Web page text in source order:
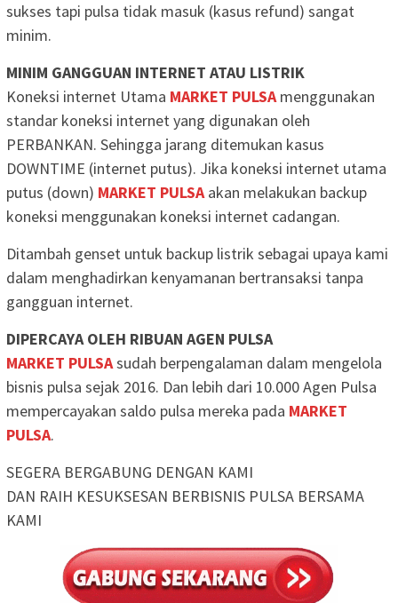
sukses tapi pulsa tidak masuk (kasus refund) sangat
minim.
MINIM GANGGUAN INTERNET ATAU LISTRIK
Koneksi internet Utama MARKET PULSAmenggunakan
standar koneksi internet yang digunakan oleh
PERBANKAN. Sehingga jarang ditemukan kasus
DOWNTIME (internet putus). Jika koneksi internet utama
putus (down) MARKET PULSAakan melakukan backup
koneksi menggunakan koneksi internet cadangan.
Ditambah genset untuk backup listrik sebagai upaya kami
dalam menghadirkan kenyamanan bertransaksi tanpa
gangguan internet.
DIPERCAYA OLEH RIBUAN AGEN PULSA
MARKET PULSAsudah berpengalaman dalam mengelola
bisnis pulsa sejak 2016. Dan lebih dari 10.000 Agen Pulsa
mempercayakan saldo pulsa mereka pada MARKET
PULSA.
SEGERA BERGABUNG DENGAN KAMI
DAN RAIH KESUKSESAN BERBISNIS PULSA BERSAMA
KAMI